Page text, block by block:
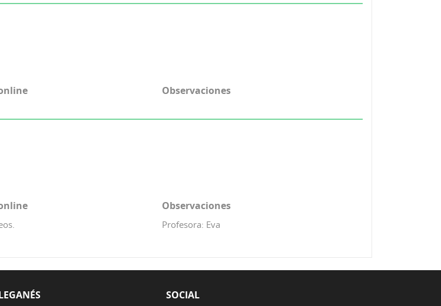
Observaciones
Observaciones
Profesora: Eva
SOCIAL